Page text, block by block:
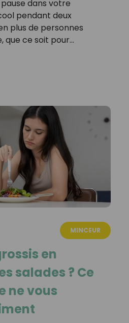
pause dans votre
pendant deux
plus de personnes
que ce soit pour…
MINCEUR
en
salades ? Ce
ne vous